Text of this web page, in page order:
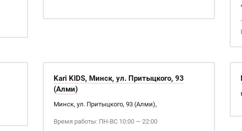
Kari KIDS, Минск, ул. Притыцкого, 93
(Алми)
Минск, ул. Притыцкого, 93 (Алми),
Время работы: ПН-ВС 10:00 — 22:00